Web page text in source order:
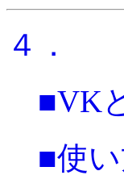
４．
■VK
■使